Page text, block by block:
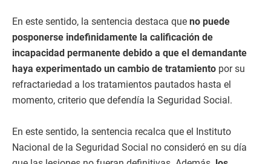
En este sentido, la sentencia destaca que no puede
posponerse indefinidamente la calificación de
incapacidad permanente debido a que el demandante
haya experimentado un cambio de tratamiento por su
refractariedad a los tratamientos pautados hasta el
momento, criterio que defendía la Seguridad Social.
En este sentido, la sentencia recalca que el Instituto
Nacional de la Seguridad Social no consideró en su día